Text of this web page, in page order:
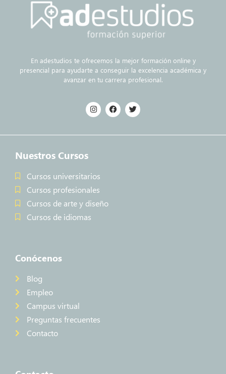
En adestudios te ofrecemos la mejor formación online y
presencial para ayudarte a conseguir la excelencia académica y
avanzar en tu carrera profesional.
Nuestros Cursos
Cursos universitarios
Cursos profesionales
Cursos de arte y diseño
Cursos de idiomas
Conócenos
Blog
Empleo
Campus virtual
Preguntas frecuentes
Contacto